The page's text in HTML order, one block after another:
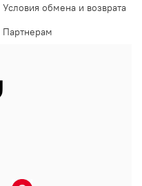
Условия обмена и возврата
Партнерам